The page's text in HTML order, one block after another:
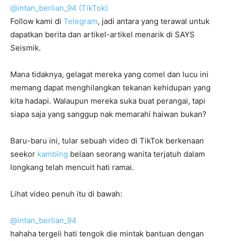
@intan_berlian_94 (TikTok)
Follow kami di Telegram, jadi antara yang terawal untuk
dapatkan berita dan artikel-artikel menarik di SAYS
Seismik.
Mana tidaknya, gelagat mereka yang comel dan lucu ini
memang dapat menghilangkan tekanan kehidupan yang
kita hadapi. Walaupun mereka suka buat perangai, tapi
siapa saja yang sanggup nak memarahi haiwan bukan?
Baru-baru ini, tular sebuah video di TikTok berkenaan
seekor kambing belaan seorang wanita terjatuh dalam
longkang telah mencuit hati ramai.
Lihat video penuh itu di bawah:
@intan_berlian_94
hahaha tergeli hati tengok die mintak bantuan dengan